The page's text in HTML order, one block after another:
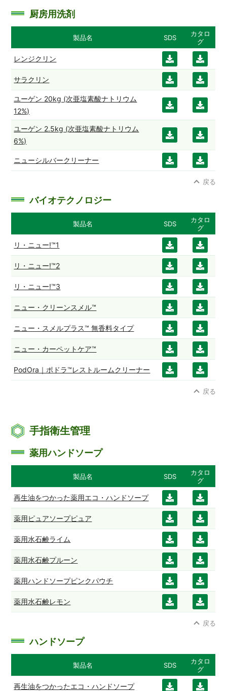
厨房用洗剤
製品名 SDS
カタロ
グ
レンジクリン
ダウ
ンロ
ード
ダウ
ンロ
ード
サラクリン
ダウ
ード
ダウ
ード
ユーゲン 20kg (次亜塩素酸ナトリウム
12%)
ダウ
ンロ
ード
ダウ
ンロ
ード
ユーゲン 2.5kg (次亜塩素酸ナトリウム
6%)
ダウ
ンロ
ード
ダウ
ンロ
ード
ニューシルバークリーナー
ダウ
ダウ
戻る
バイオテクノロジー
製品名 SDS
カタロ
グ
リ・ニュー!™1
ダウ
ンロ
ード
ダウ
ンロ
ード
リ・ニュー!™2
ダウ
ンロ
ード
ダウ
ンロ
ード
リ・ニュー!™3
ダウ
ンロ
ード
ダウ
ンロ
ード
ニュー・クリーンスメル™
ダウ
ンロ
ード
ダウ
ンロ
ード
ニュー・スメルプラス™ 無香料タイプ
ダウ
ンロ
ード
ダウ
ンロ
ード
ニュー・カーペットケア™
ダウ
ンロ
ード
ダウ
ンロ
ード
PodOra｜ポドラ™レストルームクリーナー
ダウ
ダウ
戻る
手指衛生管理
薬用ハンドソープ
製品名 SDS
カタロ
グ
再生油をつかった薬用エコ・ハンドソープ
ダウ
ンロ
ード
ダウ
ンロ
ード
薬用ピュアソープピュア
ダウ
ンロ
ード
ダウ
ンロ
ード
薬用水石鹸ライム
ダウ
ンロ
ード
ダウ
ンロ
ード
薬用水石鹸プルーン
ダウ
ンロ
ード
ダウ
ンロ
ード
薬用ハンドソープピンクパウチ
ダウ
ンロ
ード
ダウ
ンロ
ード
薬用水石鹸レモン
ダウ
ダウ
戻る
ハンドソープ
製品名 SDS
カタロ
グ
再生油をつかったエコ・ハンドソープ
ダウ
ダウ